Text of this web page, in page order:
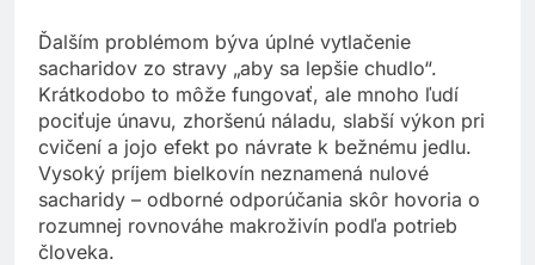
Ďalším problémom býva úplné vytlačenie
sacharidov zo stravy „aby sa lepšie chudlo“.
Krátkodobo to môže fungovať, ale mnoho ľudí
pociťuje únavu, zhoršenú náladu, slabší výkon pri
cvičení a jojo efekt po návrate k bežnému jedlu.
Vysoký príjem bielkovín neznamená nulové
sacharidy – odborné odporúčania skôr hovoria o
rozumnej rovnováhe makroživín podľa potrieb
človeka.